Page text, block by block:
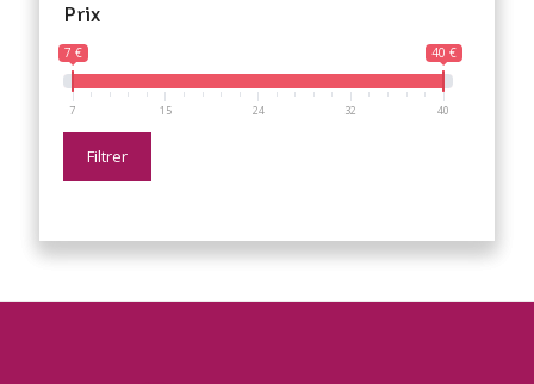
Prix
7 € 40 €
7 15 24 32 40
Filtrer